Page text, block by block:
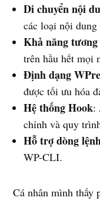
Di chuyển nội
các loại nội dung
Khả năng
trên hầu hết mọi
Định dạng
được tối ưu hóa
Hệ thống Hook:
chỉnh và quy
Hỗ trợ dòng
WP-CLI.
Cá nhân mình thấy